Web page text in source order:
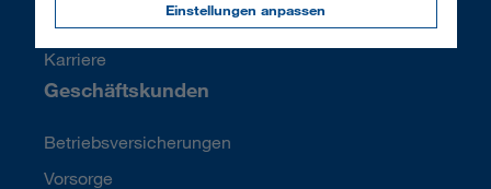
Einstellungen anpassen
Rechtsschutz
Karriere
Geschäftskunden
Betriebsversicherungen
Vorsorge